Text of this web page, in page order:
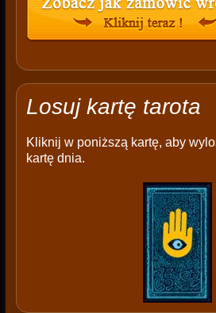
Losuj kartę tarota
Kliknij w poniższą kartę, aby
kartę dnia.